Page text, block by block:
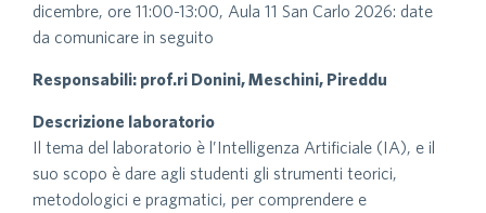
dicembre, ore 11:00-13:00, Aula 11 San Carlo 2026: date
da comunicare in seguito
Responsabili: prof.ri Donini, Meschini, Pireddu
Descrizione laboratorio
Il tema del laboratorio è l’Intelligenza Artificiale (IA), e il
suo scopo è dare agli studenti gli strumenti teorici,
metodologici e pragmatici, per comprendere e